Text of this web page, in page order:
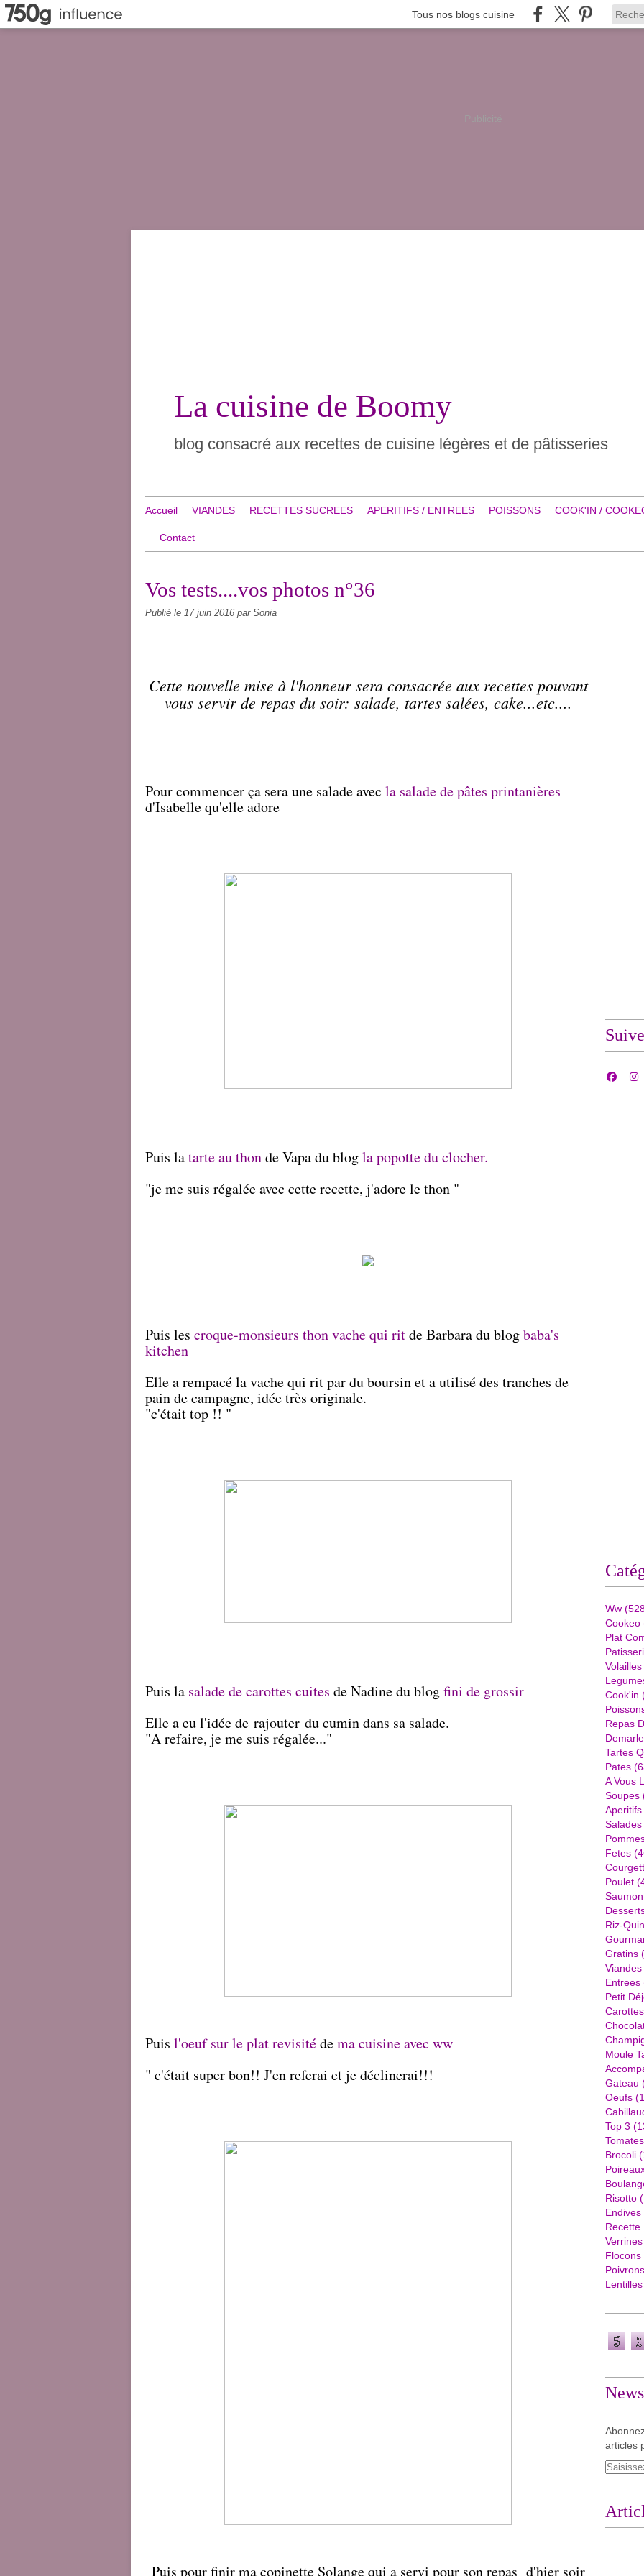
Tous nos blogs cuisine
Publicité
La cuisine de Boomy
blog consacré aux recettes de cuisine légères et de pâtisseries
Accueil VIANDES RECETTES SUCREES APERITIFS / ENTREES POISSONS COOK'IN /
Contact
Vos tests....vos photos n°36
Publié le 17 juin 2016 par Sonia
Cette nouvelle mise à l'honneur sera consacrée aux recettes pouvant
vous servir de repas du soir: salade, tartes salées, cake...etc....
Pour commencer ça sera une salade avec la salade de pâtes printanières
d'Isabelle qu'elle adore
Puis latarte au thonde Vapa du blogla popotte du clocher.
"je me suis régalée avec cette recette, j'adore le thon "
Puis les croque-monsieurs thon vache qui ritde Barbara du blogbaba's
kitchen
Elle a rempacé la vache qui rit par du boursin et a utilisé des tranches de
pain de campagne, idée très originale.
"c'était top !! "
Puis la salade de carottes cuites de Nadine du blogfini de grossir
Elle a eu l'idée de rajouter du cumin dans sa salade.
"A refaire, je me suis régalée..."
Puis l'oeuf sur le plat revisitédema cuisine avec ww
" c'était super bon!! J'en referai et je déclinerai!!!
Puis pour finir ma copinette Solange qui a servi pour son repas d'hier soir
Ww
Cookeo
Plat
Volailles
Cook'in
Repas
Demarle
Tartes
Pates
A Vous
Soupes
Aperitifs
Salades
Fetes
Poulet
Saumon
Riz-
Gratins
Viandes
Entrees
Petit
Carottes
Moule
Gateau
Oeufs
Top 3
Tomates
Brocoli
Risotto
Endives
Recette
Verrines
Flocons
Poivrons
Lentilles
articles